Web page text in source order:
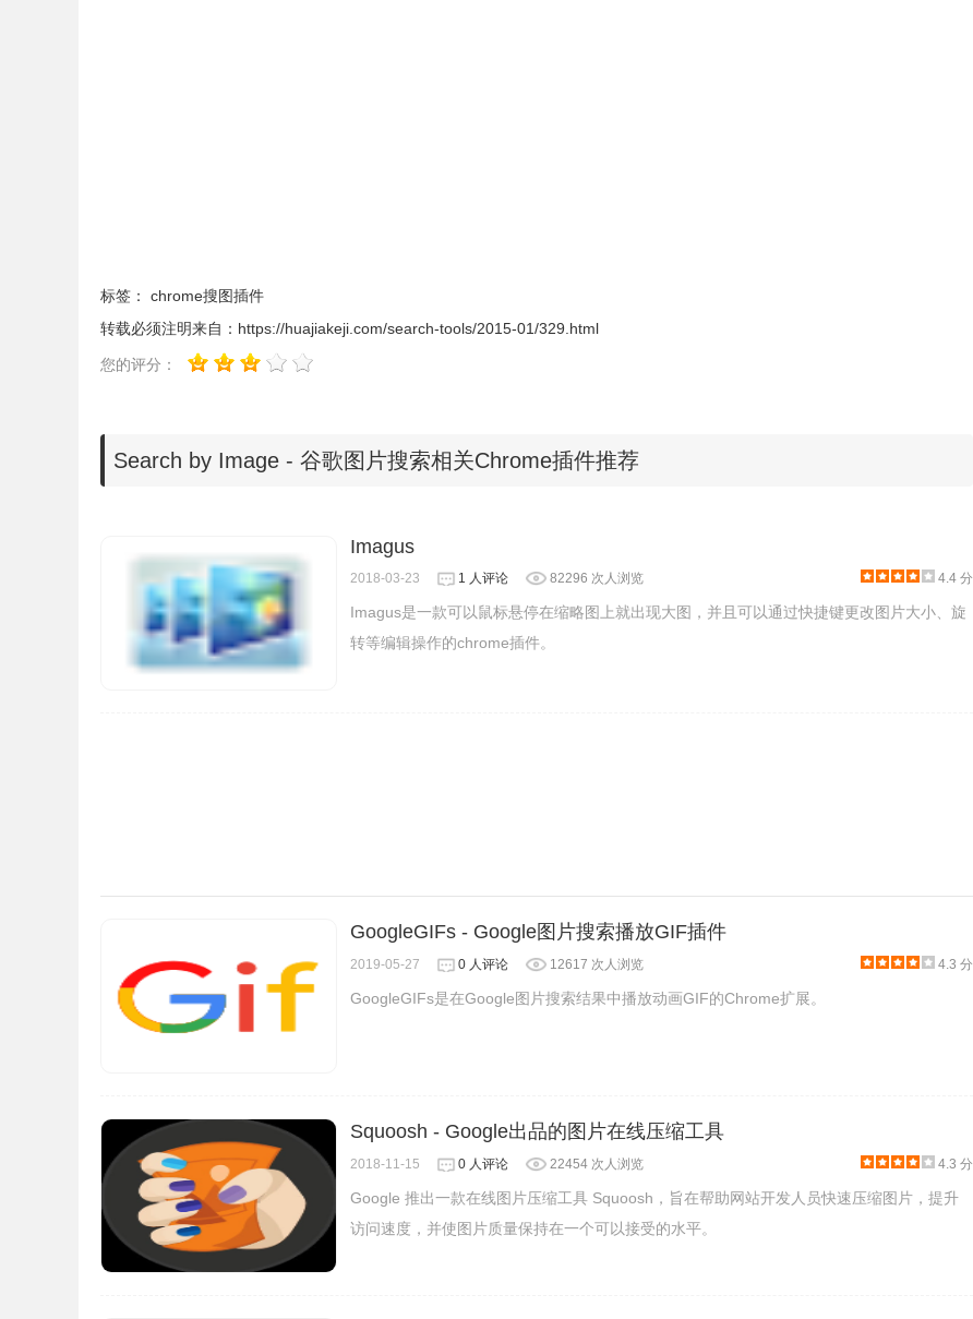
3.在搜索成功以后，用户就可以在谷歌搜索的结果页中查看到该图片的来源列表，如果找到了该图片的来源就会在
结果的列表中显示出地址和该图片的大小等，如图所示：
片右下角显示一个小的摄像机按钮，点击这个按钮就可以快速启动 Search by Image插件的图片搜索，如图所示：
标签：
chrome搜图插件
转载必须注明来自： https://huajiakeji.com/search-tools/2015-01/329.html
您的评分：
Search by Image - 谷歌图片搜索相关Chrome插件推荐
Imagus
2018-03-23 1 人评论 82296 次人浏览 4.4 分
Imagus是一款可以鼠标悬停在缩略图上就出现大图，并且可以通过快捷键更改图片大小、旋
转等编辑操作的chrome插件。
GoogleGIFs - Google图片搜索播放GIF插件
2019-05-27 0 人评论 12617 次人浏览 4.3 分
GoogleGIFs是在Google图片搜索结果中播放动画GIF的Chrome扩展。
Squoosh - Google出品的图片在线压缩工具
2018-11-15 0 人评论 22454 次人浏览 4.3 分
Google 推出一款在线图片压缩工具 Squoosh，旨在帮助网站开发人员快速压缩图片，提升
访问速度，并使图片质量保持在一个可以接受的水平。